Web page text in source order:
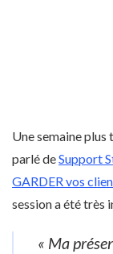
Une semaine
parlé deSupport
GARDER vos
session a été très
« Ma